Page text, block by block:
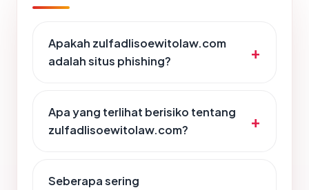
Apakah zulfadlisoewitolaw.com
adalah situs phishing?
Apa yang terlihat berisiko tentang
zulfadlisoewitolaw.com?
Seberapa sering